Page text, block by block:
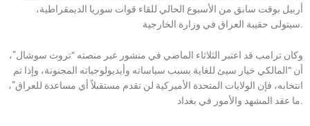
أربيل بوقت سابق من الأسبوع الحالي للقاء قوات سوريا الديمقراطية،
سيتولى حقيبة العراق في وزارة الخارجية.
وكان ترامب قد اعتبر الثلاثاء الماضي في منشور عبر منصته “تروث سوشال”،
أن “المالكي خيار سيئ للغاية بسبب سياساته وأيديولوجياته المجنونة، وإذا تم
انتخابه، فإن الولايات المتحدة الأميركية لن تقدم مستقبلاً أي مساعدة للعراق”،
ما عقد المشهد والأمور في بغداد.